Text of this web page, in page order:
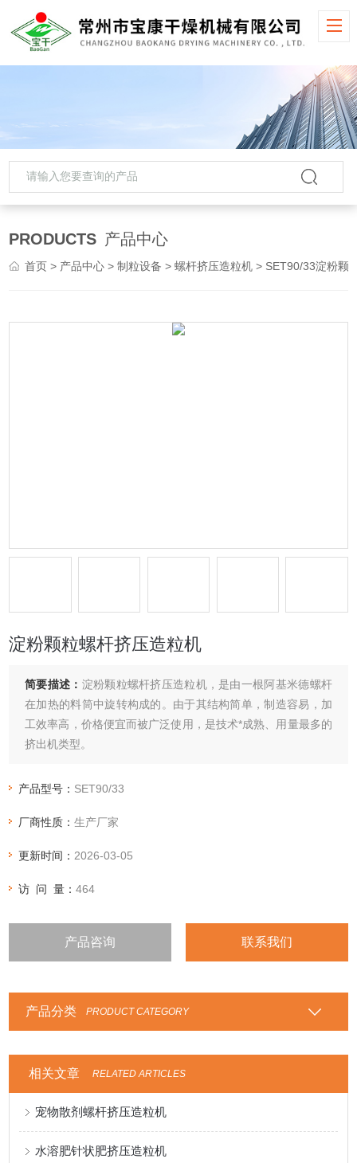
PRODUCTS 产品中心
首页 > 产品中心 >制粒设备 >螺杆挤压造粒机 > SET90/33淀粉颗粒螺杆挤压造粒机
淀粉颗粒螺杆挤压造粒机
简要描述： 淀粉颗粒螺杆挤压造粒机，是由一根阿基米德螺杆
在加热的料筒中旋转构成的。由于其结构简单，制造容易，加
工效率高，价格便宜而被广泛使用，是技术*成熟、用量最多的
挤出机类型。
产品型号： SET90/33
厂商性质：生产厂家
更新时间： 2026-03-05
访 问 量：464
产品咨询 联系我们
产品分类 PRODUCT CATEGORY
相关文章 RELATED ARTICLES
宠物散剂螺杆挤压造粒机
水溶肥针状肥挤压造粒机